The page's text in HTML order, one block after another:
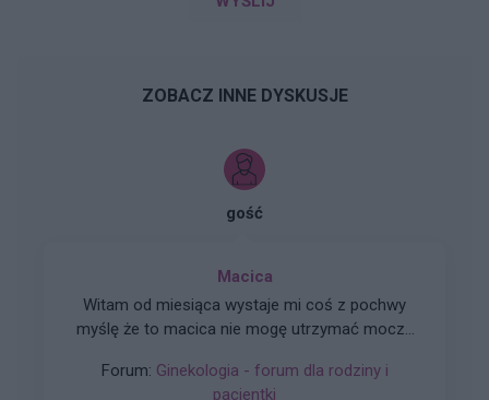
ZOBACZ INNE DYSKUSJE
gość
Macica
Witam od miesiąca wystaje mi coś z pochwy
myślę że to macica nie mogę utrzymać moczu
Forum: Ginekologia - forum dla rodziny i
pacjentki